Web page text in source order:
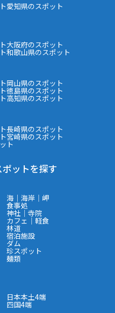
愛知県のスポット
大阪府のスポット
和歌山県のスポット
岡山県のスポット
徳島県のスポット
高知県のスポット
長崎県のスポット
宮崎県のスポット
ト
ットを探す
海｜海岸｜岬
食事処
神社｜寺院
カフェ｜軽食
林道
宿泊施設
ダム
珍スポット
麺類
日本本土4端
四国4端